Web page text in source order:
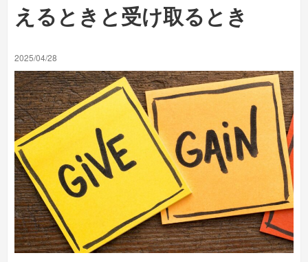
えるときと受け取るとき
2025/04/28